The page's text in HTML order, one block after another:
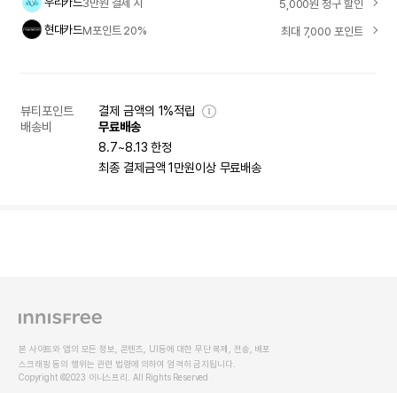
3만원 결제 시
5,000원 청구 할인
현대카드M포인트 20% 최대 7,000 포인트
뷰티포인트
결제 금액의 1%적립
배송비
무료배송
8.7~8.13 한정
최종 결제금액 1만원이상 무료배송
본 사이트와 앱의 모든 정보, 콘텐츠, UI등에 대한 무단 복제, 전송, 배포
스크래핑 등의 행위는 관련 법령에 의하여 엄격히 금지됩니다.
Copyright ©2023 이니스프리. All Rights Reserved